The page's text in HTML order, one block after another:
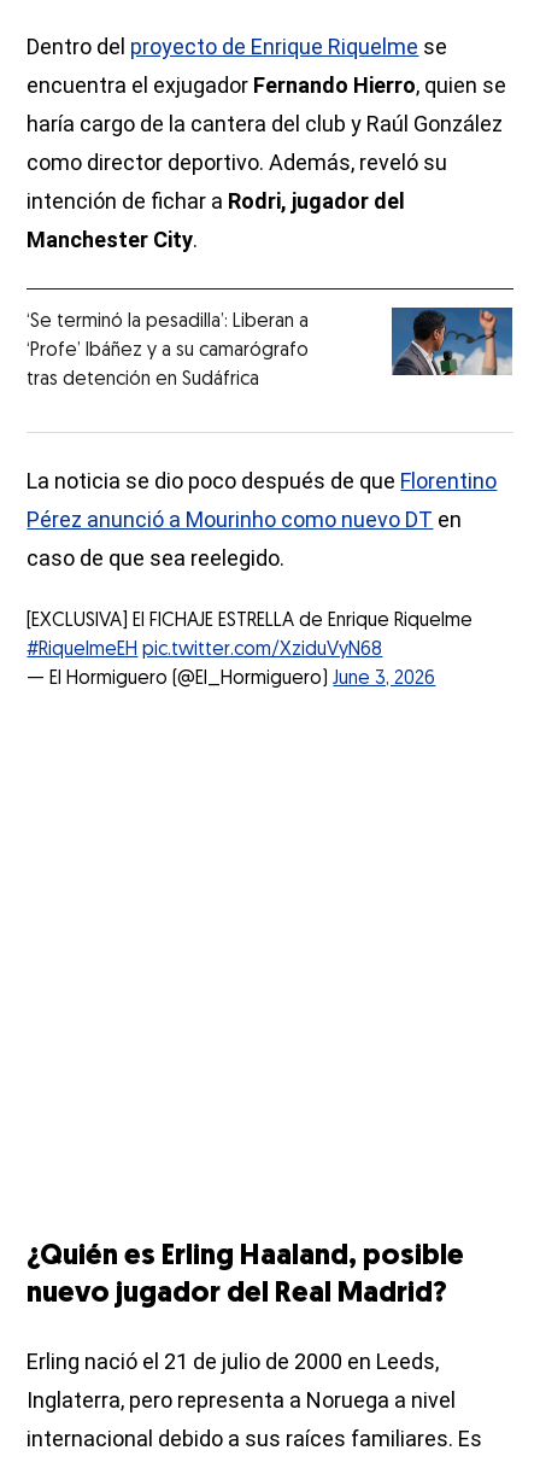
Dentro del proyecto de Enrique Riquelme se
encuentra el exjugador Fernando Hierro, quien se
haría cargo de la cantera del club y Raúl González
como director deportivo. Además, reveló su
intención de fichar a Rodri, jugador del
Manchester City.
‘Se terminó la pesadilla’: Liberan a
‘Profe’ Ibáñez y a su camarógrafo
tras detención en Sudáfrica
La noticia se dio poco después de que Florentino
Pérez anunció a Mourinho como nuevo DT en
caso de que sea reelegido.
[EXCLUSIVA] El FICHAJE ESTRELLA de Enrique Riquelme
#RiquelmeEH pic.twitter.com/XziduVyN68
— El Hormiguero (@El_Hormiguero)June 3, 2026
¿Quién es Erling Haaland, posible
nuevo jugador del Real Madrid?
Erling nació el 21 de julio de 2000 en Leeds,
Inglaterra, pero representa a Noruega a nivel
internacional debido a sus raíces familiares. Es